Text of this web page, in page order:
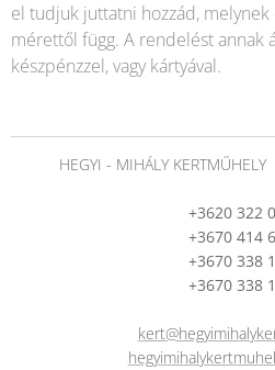
el tudjuk juttatni hozzád, melynek
mérettől függ. A rendelést annak
készpénzzel, vagy kártyával.
HEGYI - MIHÁLY
+3620 322
+3670 414
+3670 338
+3670 338